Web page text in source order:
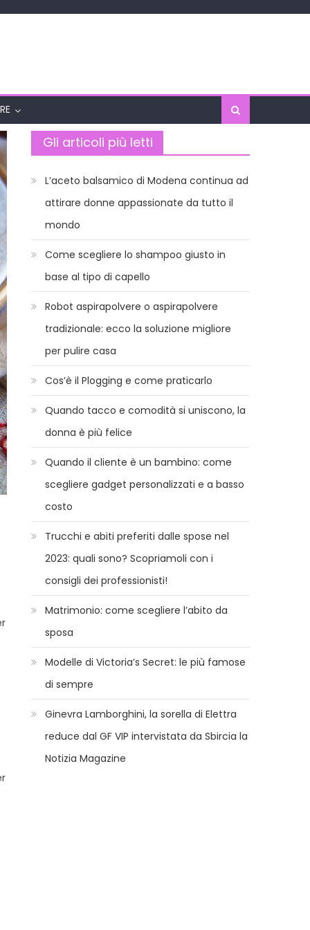
Gli articoli più letti
L’aceto balsamico di Modena continua ad
attirare donne appassionate da tutto il
mondo
Come scegliere lo shampoo giusto in
base al tipo di capello
Robot aspirapolvere o aspirapolvere
tradizionale: ecco la soluzione migliore
per pulire casa
Cos’è il Plogging e come praticarlo
Quando tacco e comodità si uniscono, la
donna è più felice
Quando il cliente è un bambino: come
scegliere gadget personalizzati e a basso
costo
Trucchi e abiti preferiti dalle spose nel
2023: quali sono? Scopriamoli con i
consigli dei professionisti!
Matrimonio: come scegliere l’abito da
sposa
Modelle di Victoria’s Secret: le più famose
di sempre
Ginevra Lamborghini, la sorella di Elettra
reduce dal GF VIP intervistata da Sbircia la
Notizia Magazine